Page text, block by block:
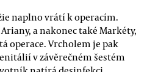
naplno vrátí k operacím.
a nakonec také Markéty,
operace. Vrcholem je pak
v závěrečném šestém